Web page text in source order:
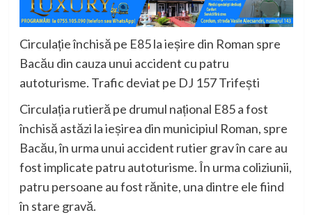
Circulație închisă pe E85 la ieșire din Roman spre
Bacău din cauza unui accident cu patru
autoturisme. Trafic deviat pe DJ 157 Trifești
Circulația rutieră pe drumul național E85 a fost
închisă astăzi la ieșirea din municipiul Roman, spre
Bacău, în urma unui accident rutier grav în care au
fost implicate patru autoturisme. În urma coliziunii,
patru persoane au fost rănite, una dintre ele fiind
în stare gravă.